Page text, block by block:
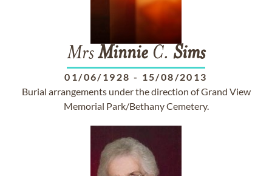
MrsMinnie C. Sims
01/06/1928 - 15/08/2013
Burial arrangements under the direction of Grand View
Memorial Park/Bethany Cemetery.